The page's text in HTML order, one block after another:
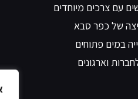
עם צרכים מיוחדים
של כפר סבא
במים פתוחים
וארגונים